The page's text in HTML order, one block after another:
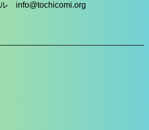
ル info@tochicomi.org